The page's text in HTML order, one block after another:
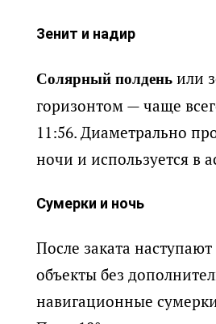
Зенит и надир
Солярный полдень или
горизонтом — чаще
11:56. Диаметрально
ночи и используется в
Сумерки и ночь
После заката
объекты без
навигационные